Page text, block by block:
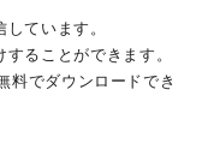
ています。
ることができます。
でダウンロードでき